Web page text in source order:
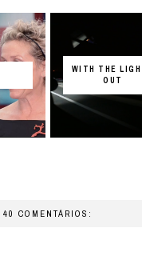
WITH THE
OUT
40 COMENTÁRIOS: